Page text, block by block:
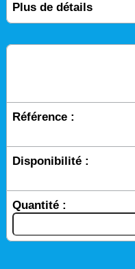
Plus de détails
Référence :
Disponibilité :
Quantité :